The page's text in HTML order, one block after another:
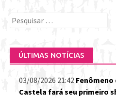
Pesquisar
ÚLTIMAS NOTÍCIAS
03/08/2026 21:42 Fenômeno
Castela fará seu primeiro